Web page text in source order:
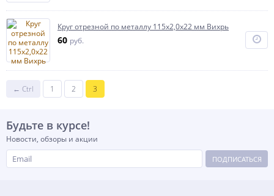
Круг отрезной по металлу 115х2,0х22 мм Вихрь
60 руб.
← Ctrl 1 2 3
Будьте в курсе!
Новости, обзоры и акции
ПОДПИСАТЬСЯ